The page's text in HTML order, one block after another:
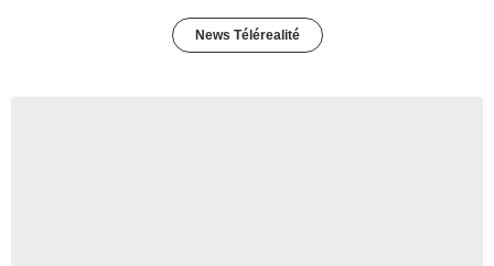
News Télérealité